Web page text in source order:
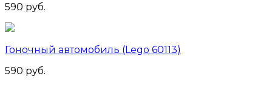
590 руб.
Гоночный автомобиль (Lego 60113)
590 руб.